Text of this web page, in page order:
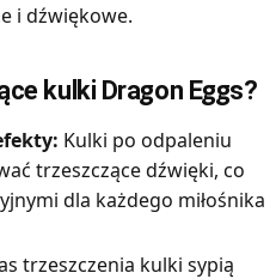
i dźwiękowe.
kulki Dragon Eggs?
Kulki po odpaleniu
trzeszczące dźwięki, co
dla każdego miłośnika
trzeszczenia kulki sypią